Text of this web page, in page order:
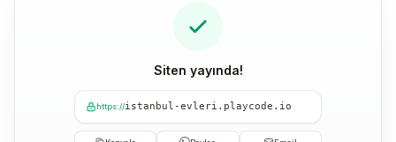
Siten yayında!
https://istanbul-evleri.playcode.io